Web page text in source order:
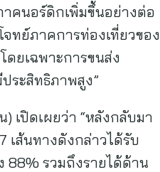
าคนอร์ดิกเพิ่มขึ้นอย่างต่อ
ทย์ภาคการท่องเที่ยวของ
ยเฉพาะการขนส่ง
ระสิทธิภาพสูง”
ปิดเผยว่า “หลังกลับมา
เส้นทางดังกล่าวได้รับ
88% รวมถึงรายได้ด้าน